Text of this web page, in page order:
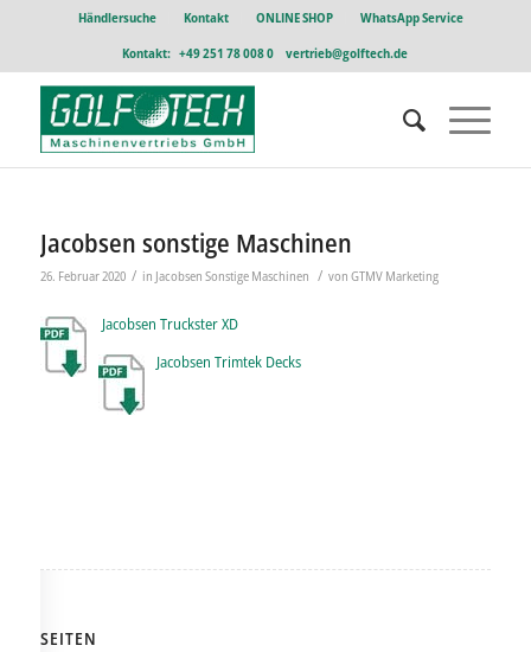
Händlersuche Kontakt ONLINE SHOP
WhatsApp Service
Kontakt: +49 251 78 008 0 vertrieb@golftech.de
Jacobsen sonstige Maschinen
26. Februar 2020 / in Jacobsen Sonstige Maschinen / von GTMV Marketing
Jacobsen Truckster XD
Jacobsen Trimtek Decks
SEITEN